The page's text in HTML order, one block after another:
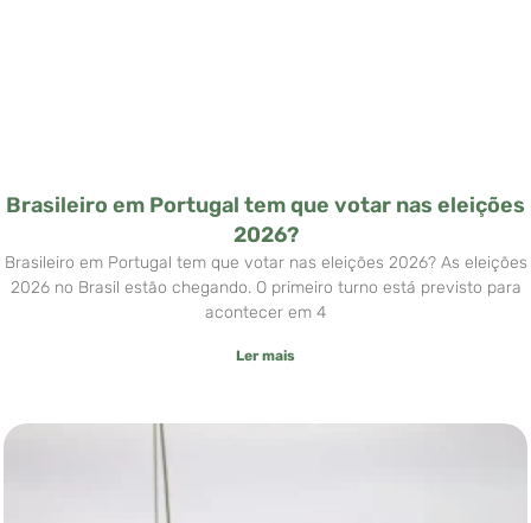
Brasileiro em Portugal tem que votar nas eleições
2026?
Brasileiro em Portugal tem que votar nas eleições 2026? As eleições
2026 no Brasil estão chegando. O primeiro turno está previsto para
acontecer em 4
Ler mais